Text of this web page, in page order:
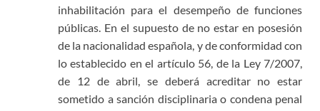
inhabilitación para el desempeño de funciones
públicas. En el supuesto de no estar en posesión
de la nacionalidad española, y de conformidad con
lo establecido en el artículo 56, de la Ley 7/2007,
de 12 de abril, se deberá acreditar no estar
sometido a sanción disciplinaria o condena penal